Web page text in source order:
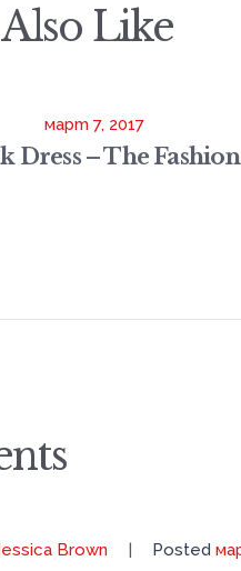
Like
март 7, 2017
Dress – The
Brown Posted